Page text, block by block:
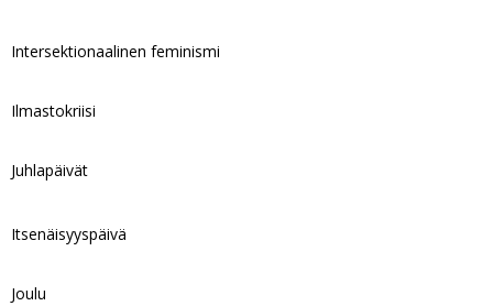
Intersektionaalinen feminismi
Ilmastokriisi
Juhlapäivät
Itsenäisyyspäivä
Joulu